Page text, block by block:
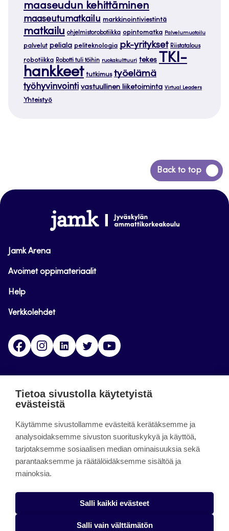
maaseudun kehittäminen
maaseutumatkailu markkinointiviestintä
matkailu ohjelmistorobotiikka opintomatka Palvelumuotoilu
palvelut peliala peliteknologia pk-yritykset Riistatalous
robotiikka Robotti tuli töihin ruokakulttuuri tekes
TKI-
hankkeet tutkimus työelämä
työhyvinvointi vastuullinen liiketoiminta Virtual Leaders
Yhteistyö
Back to top
Siirry
takaisin
www.jamk.fi
Jamk Arena
Avoimet oppimateriaalit
Help
Verkkolehdet
FacebookInstagramLinkedinTwitter
päättynyt 11.9.2023.
About the site
Käyttöehdot
Alasottoilmoitus
Tietoa sivustolla käytetyistä
evästeistä
Käytämme sivustollamme evästeitä kerätäksemme ja
analysoidaksemme sivuston suorituskykyä ja käyttöä,
tarjotaksemme sosiaalisen median ominaisuuksia sekä
parantaaksemme ja räätälöidäksemme sisältöä ja
mainoksia.
Salli kaikki evästeet
Salli vain välttämätön